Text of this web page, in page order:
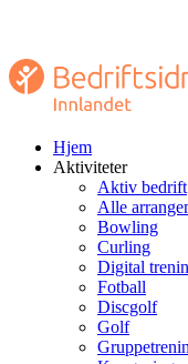
Hjem
Aktiviteter
Aktiv bedrift
Alle
Bowling
Curling
Digital
Fotball
Discgolf
Golf